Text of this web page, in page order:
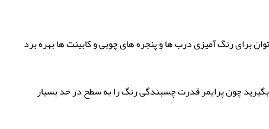
برای رنگ آمیزی درب ها و پنجره های چوبی و کابینت ها بهره برد
بگیرید چون پرایمر قدرت چسبندگی رنگ را به سطح در حد بسیار